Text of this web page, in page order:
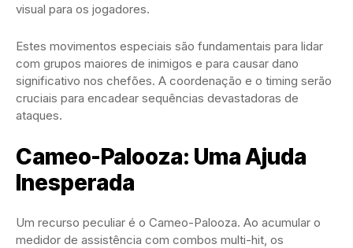
visual para os jogadores.
Estes movimentos especiais são fundamentais para lidar
com grupos maiores de inimigos e para causar dano
significativo nos chefões. A coordenação e o timing serão
cruciais para encadear sequências devastadoras de
ataques.
Cameo-Palooza: Uma Ajuda
Inesperada
Um recurso peculiar é o Cameo-Palooza. Ao acumular o
medidor de assistência com combos multi-hit, os